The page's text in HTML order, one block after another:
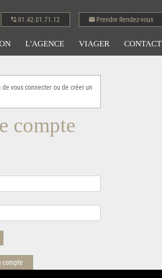
01.42.01.71.12 Prendre Rendez-vous
L'AGENCE VIAGER CONTACT
vous connecter ou de créer un
compte
compte